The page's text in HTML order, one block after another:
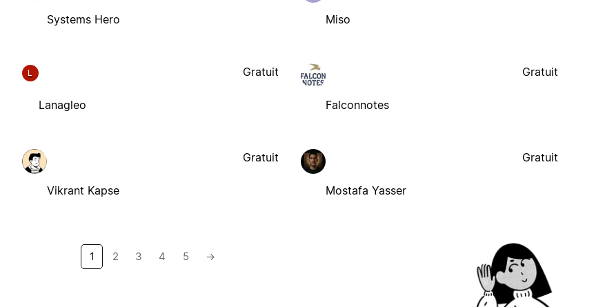
Systems Hero Miso
L
Lanagleo
Gratuit
Falconnotes
Gratuit
Vikrant Kapse
Gratuit
Mostafa Yasser
Gratuit
1 2 3 4 5 →